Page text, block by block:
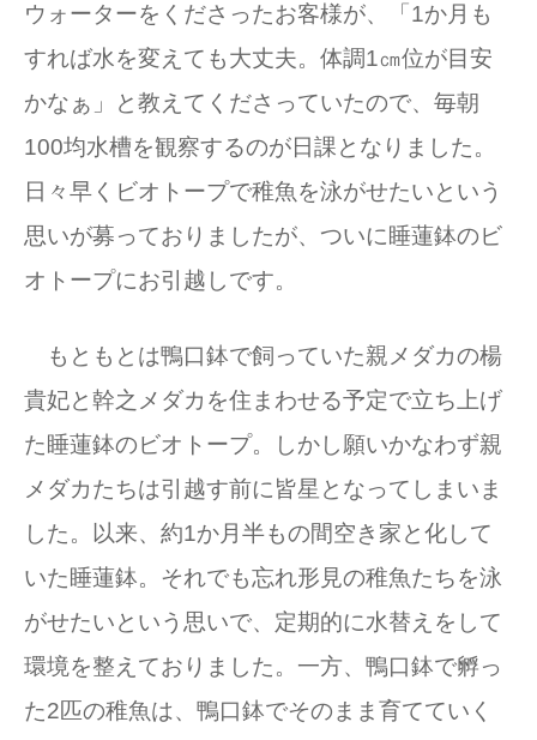
ウォーターをくださったお客様が、「1か月も
すれば水を変えても大丈夫。体調1㎝位が目安
かなぁ」と教えてくださっていたので、毎朝
100均水槽を観察するのが日課となりました。
日々早くビオトープで稚魚を泳がせたいという
思いが募っておりましたが、ついに睡蓮鉢のビ
オトープにお引越しです。
もともとは鴨口鉢で飼っていた親メダカの楊
貴妃と幹之メダカを住まわせる予定で立ち上げ
た睡蓮鉢のビオトープ。しかし願いかなわず親
メダカたちは引越す前に皆星となってしまいま
した。以来、約1か月半もの間空き家と化して
いた睡蓮鉢。それでも忘れ形見の稚魚たちを泳
がせたいという思いで、定期的に水替えをして
環境を整えておりました。一方、鴨口鉢で孵っ
た2匹の稚魚は、鴨口鉢でそのまま育てていく